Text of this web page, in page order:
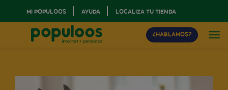
MI POPULOOS AYUDA LOCALIZA TU TIENDA
¿HABLAMOS?